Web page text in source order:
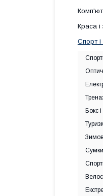
Краса
Спорт і
Бокс
Сумки